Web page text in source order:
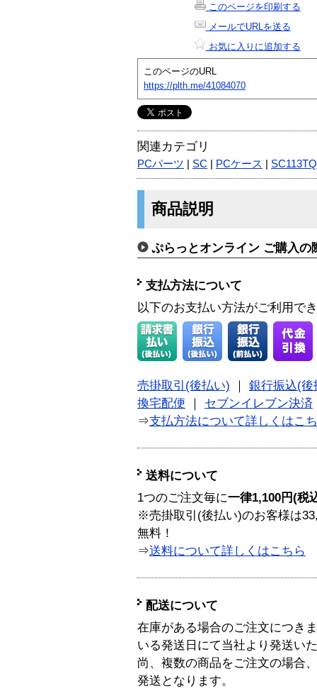
このページを印刷する
メールでURLを送る
お気に入りに追加する
このページのURL
https://plth.me/41084070
関連カテゴリ
PCパーツ SC PCケース SC113TQ
商品説明
ぷらっとオンライン ご購入の
支払方法について
以下のお支払い方法がご利用で
売掛取引(後払い)
銀行振込(後
換宅配便
セブンイレブン決済
⇒支払方法について詳しくはこ
送料について
1つのご注文毎に一律1,100円(税
※売掛取引(後払い)のお客様は
無料！
⇒送料について詳しくはこちら
配送について
在庫がある場合のご注文につき
いる発送日にて当社より発送い
尚、複数の商品をご注文の場合
発送となります。